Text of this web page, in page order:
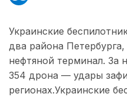
Украинские
два района
нефтяной терминал. За
354 дрона — удары
регионах.Украинские